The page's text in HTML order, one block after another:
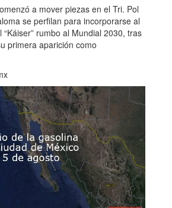
a mover piezas en el Tri. Pol
se perfilan para incorporarse al
rumbo al Mundial 2030, tras
primera aparición como